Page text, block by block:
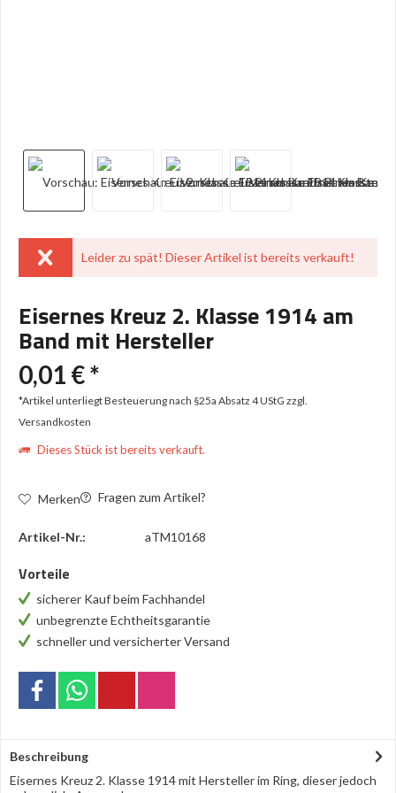
Leider zu spät! Dieser Artikel ist bereits verkauft!
Eisernes Kreuz 2. Klasse 1914 am
Band mit Hersteller
0,01 € *
*Artikel unterliegt Besteuerung nach §25a Absatz 4 UStG zzgl.
Versandkosten
Dieses Stück ist bereits verkauft.
Merken Fragen zum Artikel?
Artikel-Nr.: aTM10168
Vorteile
sicherer Kauf beim Fachhandel
unbegrenzte Echtheitsgarantie
schneller und versicherter Versand
Beschreibung
Eisernes Kreuz 2. Klasse 1914 mit Hersteller im Ring, dieser jedoch